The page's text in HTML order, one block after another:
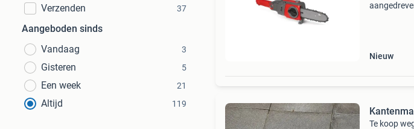
Verzenden 37
Aangeboden sinds
Vandaag
3
Gisteren 5
Een week 21
Altijd 119
Nieuw
Te koop